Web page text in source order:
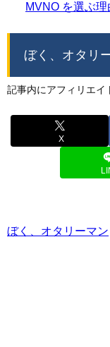
MVNO を選ぶ理
ぼく、オタリ
記事内にアフィリエイ
X
ぼく、オタリーマン